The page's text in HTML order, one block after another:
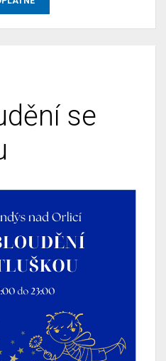
se